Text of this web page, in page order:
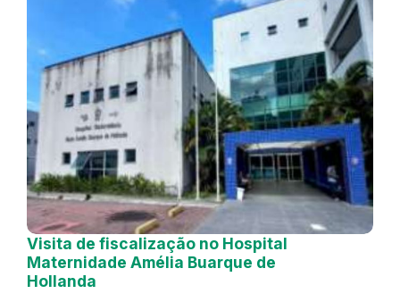
Visita de fiscalização no Hospital
Maternidade Amélia Buarque de
Hollanda